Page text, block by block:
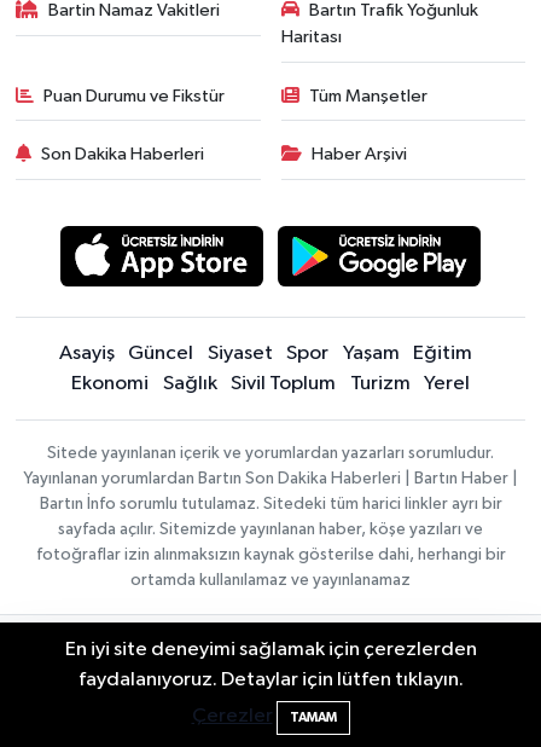
Bartin Namaz Vakitleri
Bartın Trafik Yoğunluk
Haritası
Puan Durumu ve Fikstür Tüm Manşetler
Son Dakika Haberleri Haber Arşivi
Asayiş Güncel Siyaset Spor Yaşam
Eğitim
Ekonomi
Sağlık Sivil Toplum Turizm Yerel
Sitede yayınlanan içerik ve yorumlardan yazarları sorumludur.
Yayınlanan yorumlardan Bartın Son Dakika Haberleri | Bartın Haber |
Bartın İnfo sorumlu tutulamaz. Sitedeki tüm harici linkler ayrı bir
sayfada açılır. Sitemizde yayınlanan haber, köşe yazıları ve
fotoğraflar izin alınmaksızın kaynak gösterilse dahi, herhangi bir
ortamda kullanılamaz ve yayınlanamaz
Asayiş Sağlık Spor
Güncel
Siyaset
Yaşam Turizm
Eğitim
Konaklama tesisleri
Bartın Medya
Haber
Bilişim
En iyi site deneyimi sağlamak için çerezlerden
faydalanıyoruz. Detaylar için lütfen tıklayın.
Çerezler
TAMAM
2 Buzağı Hediyeli Bal Festivalinde Hande
Ünsal Sahne Alacak